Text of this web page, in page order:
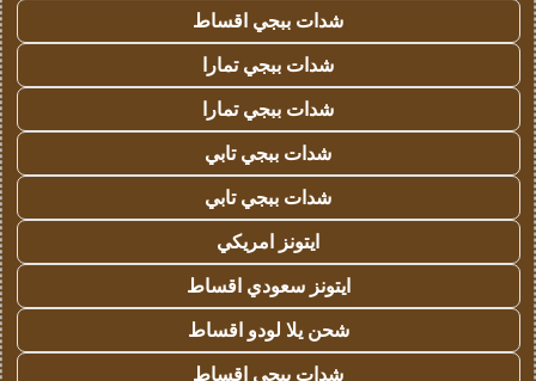
شدات ببجي اقساط
شدات ببجي تمارا
شدات ببجي تمارا
شدات ببجي تابي
شدات ببجي تابي
ايتونز امريكي
ايتونز سعودي اقساط
شحن يلا لودو اقساط
شدات ببجي اقساط